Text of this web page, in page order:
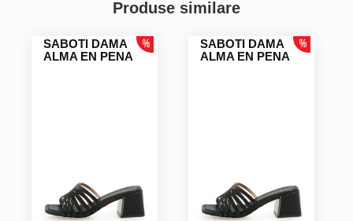
Produse similare
SABOTI DAMA
ALMA EN PENA
SABOTI DAMA
ALMA EN PENA